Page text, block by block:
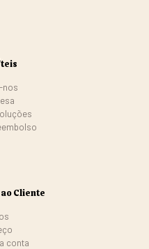
nos
Cliente
conta